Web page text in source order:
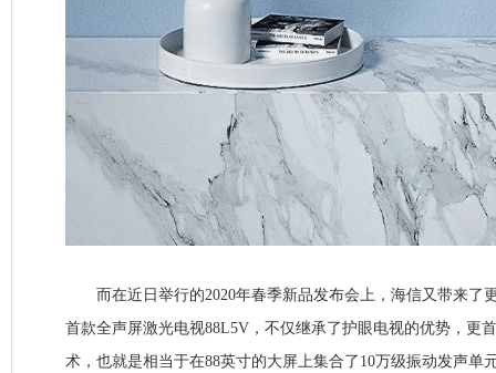
而在近日举行的2020年春季新品发布会上，海信又带来了
首款全声屏激光电视88L5V，不仅继承了护眼电视的优势，更
术，也就是相当于在88英寸的大屏上集合了10万级振动发声单